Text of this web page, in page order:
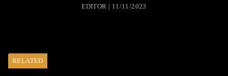
EDITOR | 11/11/2023
RELATED